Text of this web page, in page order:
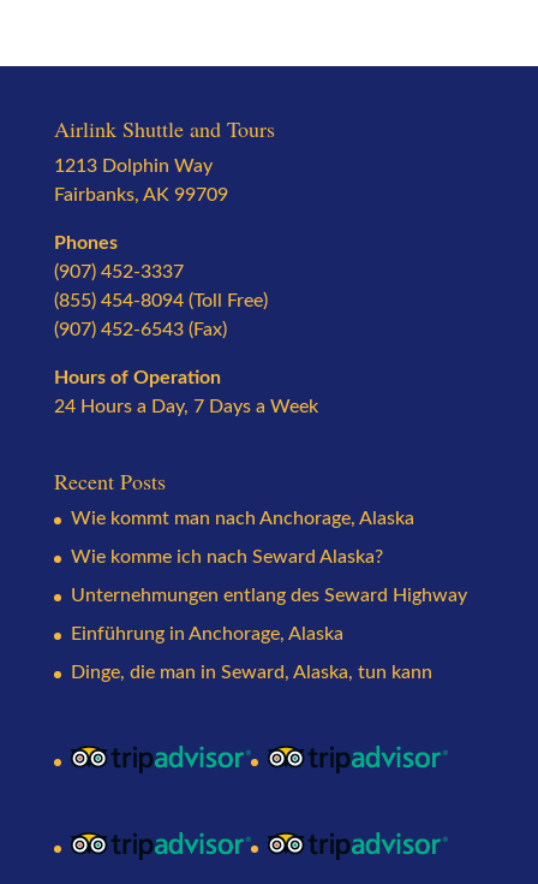
Airlink Shuttle and Tours
1213 Dolphin Way
Fairbanks, AK 99709
Phones
(907) 452-3337
(855) 454-8094 (Toll Free)
(907) 452-6543 (Fax)
Hours of Operation
24 Hours a Day, 7 Days a Week
Recent Posts
Wie kommt man nach Anchorage, Alaska
Wie komme ich nach Seward Alaska?
Unternehmungen entlang des Seward Highway
Einführung in Anchorage, Alaska
Dinge, die man in Seward, Alaska, tun kann